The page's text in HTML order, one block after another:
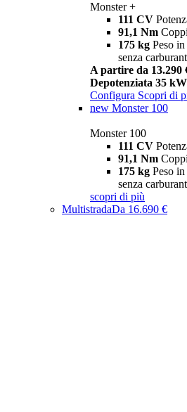
Monster +
111 CV
91,1 Nm
175 kg Peso
senza
A partire da 13.290
Depotenziata 35
Configura Scopri di
new Monster 100
Monster 100
111 CV
91,1 Nm
175 kg Peso
senza
scopri di più
MultistradaDa 16.690 €